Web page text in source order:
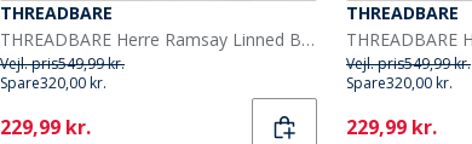
THREADBARE
THREADBARE Herre Ramsay Linned Bukser Stone
Vejl. pris549,99 kr.
Spare320,00 kr.
Current
229,99 kr.
THREADBARE
Vejl. pris549,99 kr.
Spare320,00 kr.
Current
229,99 kr.